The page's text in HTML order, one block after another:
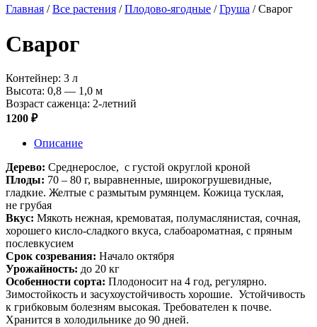
Главная /Все растения /Плодово-ягодные /Груша / Сварог
Сварог
Контейнер: 3 л
Высота: 0,8 — 1,0 м
Возраст саженца: 2-летний
1200 ₽
Описание
Дерево: Среднерослое, с густой округлой кроной
Плоды: 70 – 80 г, выравненные, широкогрушевидные,
гладкие. Желтые с размытым румянцем. Кожица тусклая,
не грубая
Вкус: Мякоть нежная, кремоватая, полумаслянистая, сочная,
хорошего кисло-сладкого вкуса, слабоароматная, с пряным
послевкусием
Срок созревания: Начало октября
Урожайность: до 20 кг
Особенности сорта: Плодоносит на 4 год, регулярно.
Зимостойкость и засухоустойчивость хорошие. Устойчивость
к грибковым болезням высокая. Требователен к почве.
Хранится в холодильнике до 90 дней.